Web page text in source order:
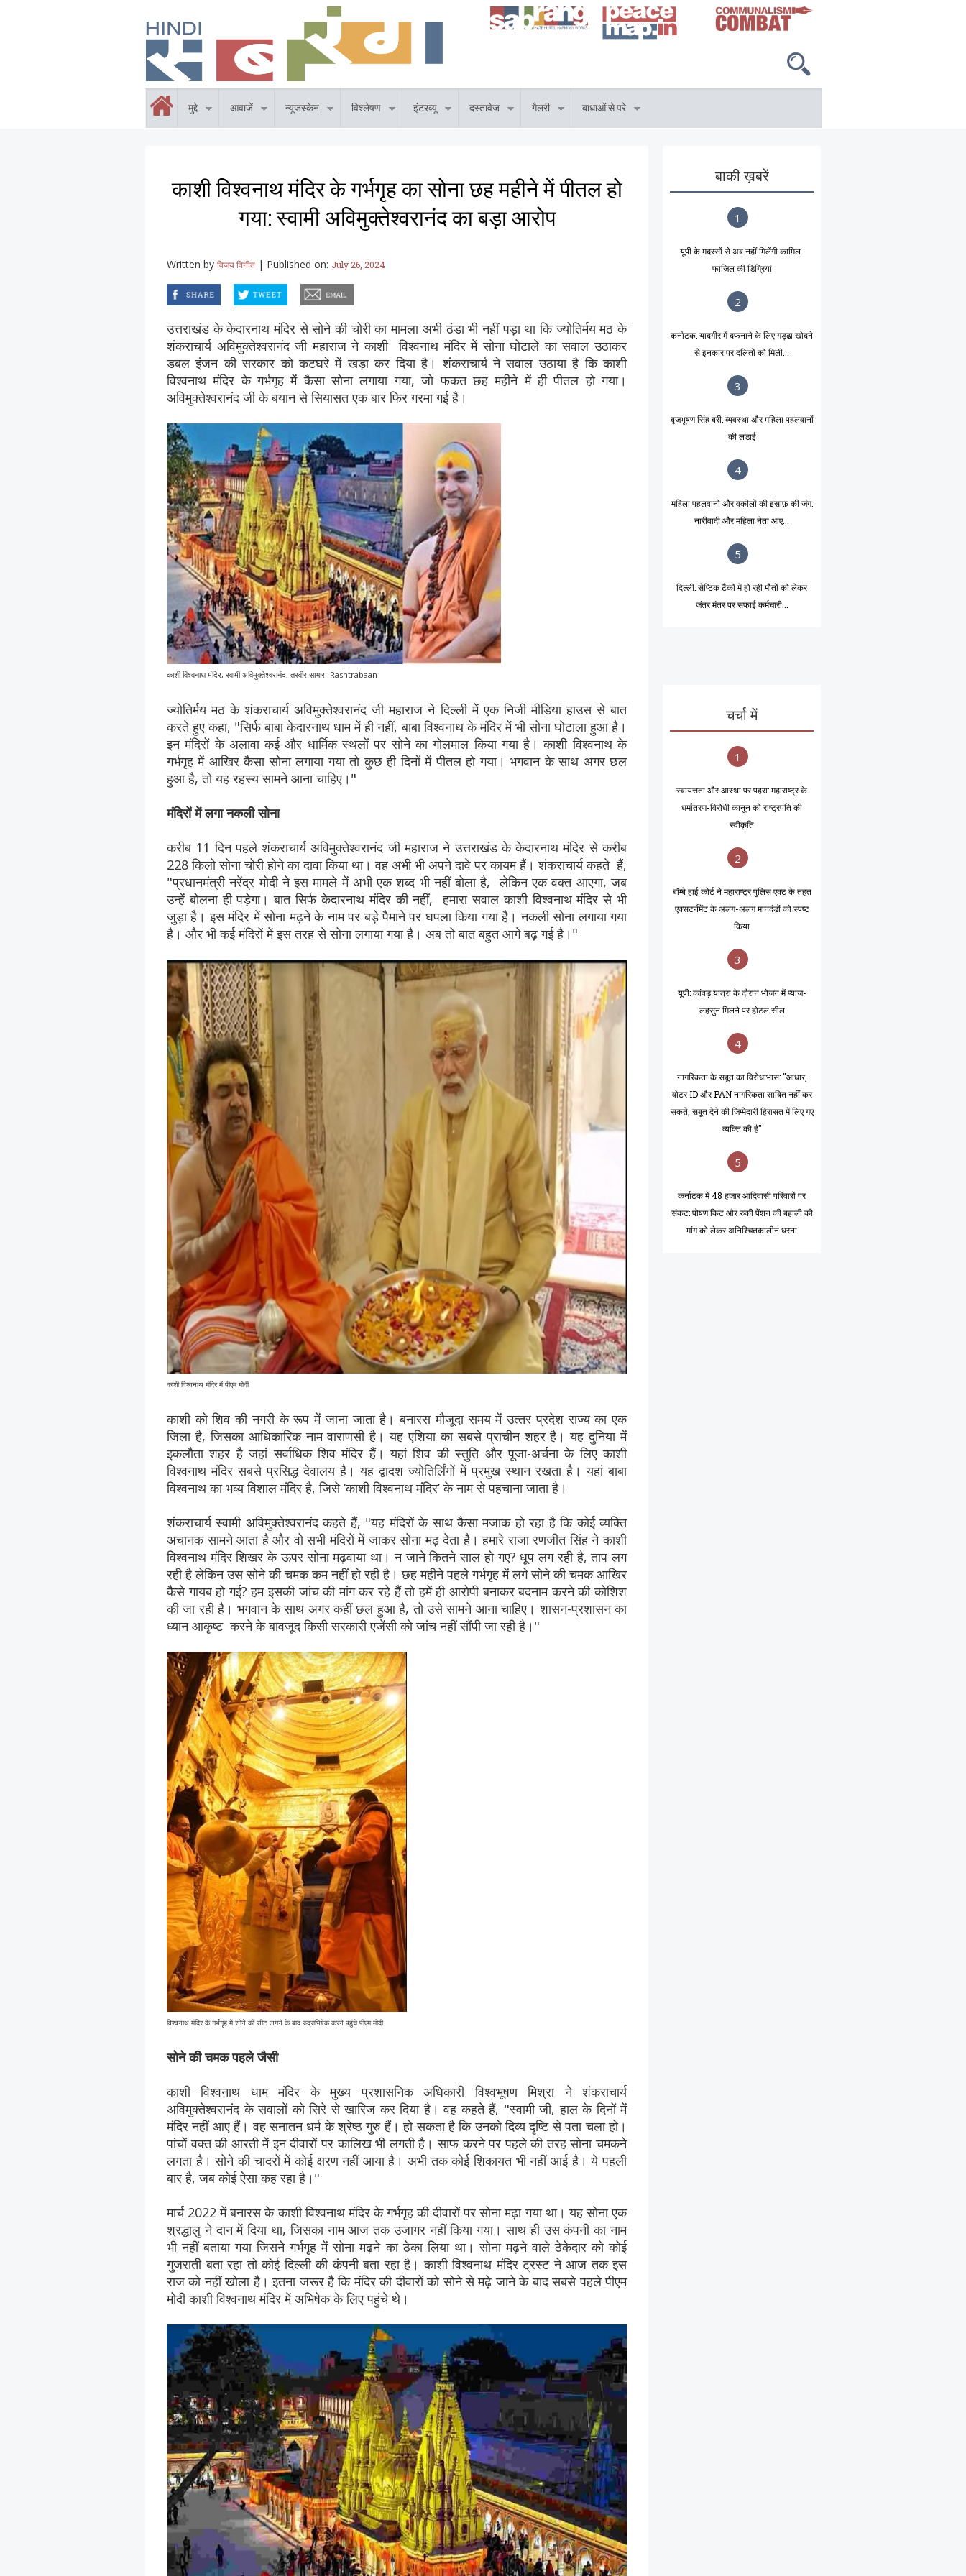
मुद्दे आवाजें न्यूजस्केन विश्लेषण इंटरव्यू दस्तावेज गैलरी बाधाओं से परे
काशी विश्वनाथ मंदिर के गर्भगृह का सोना छह महीने में पीतल हो
गया: स्वामी अविमुक्तेश्वरानंद का बड़ा आरोप
Written by विजय विनीत | Published on: July 26, 2024
उत्तराखंड के केदारनाथ मंदिर से सोने की चोरी का मामला अभी ठंडा भी नहीं पड़ा था कि ज्योतिर्मय मठ के
शंकराचार्य अविमुक्तेश्वरानंद जी महाराज ने काशी विश्वनाथ मंदिर में सोना घोटाले का सवाल उठाकर
डबल इंजन की सरकार को कटघरे में खड़ा कर दिया है। शंकराचार्य ने सवाल उठाया है कि काशी
विश्वनाथ मंदिर के गर्भगृह में कैसा सोना लगाया गया, जो फकत छह महीने में ही पीतल हो गया।
अविमुक्तेश्वरानंद जी के बयान से सियासत एक बार फिर गरमा गई है।
काशी विश्वनाथ मंदिर, स्वामी अविमुक्तेश्वरानंद, तस्वीर साभार- Rashtrabaan
ज्योतिर्मय मठ के शंकराचार्य अविमुक्तेश्वरानंद जी महाराज ने दिल्ली में एक निजी मीडिया हाउस से बात
करते हुए कहा, "सिर्फ बाबा केदारनाथ धाम में ही नहीं, बाबा विश्वनाथ के मंदिर में भी सोना घोटाला हुआ है।
इन मंदिरों के अलावा कई और धार्मिक स्थलों पर सोने का गोलमाल किया गया है। काशी विश्वनाथ के
गर्भगृह में आखिर कैसा सोना लगाया गया तो कुछ ही दिनों में पीतल हो गया। भगवान के साथ अगर छल
हुआ है, तो यह रहस्य सामने आना चाहिए।"
मंदिरों में लगा नकली सोना
करीब 11 दिन पहले शंकराचार्य अविमुक्तेश्वरानंद जी महाराज ने उत्तराखंड के केदारनाथ मंदिर से करीब
228 किलो सोना चोरी होने का दावा किया था। वह अभी भी अपने दावे पर कायम हैं। शंकराचार्य कहते हैं,
"प्रधानमंत्री नरेंद्र मोदी ने इस मामले में अभी एक शब्द भी नहीं बोला है, लेकिन एक वक्त आएगा, जब
उन्हें बोलना ही पड़ेगा। बात सिर्फ केदारनाथ मंदिर की नहीं, हमारा सवाल काशी विश्वनाथ मंदिर से भी
जुड़ा है। इस मंदिर में सोना मढ़ने के नाम पर बड़े पैमाने पर घपला किया गया है। नकली सोना लगाया गया
है। और भी कई मंदिरों में इस तरह से सोना लगाया गया है। अब तो बात बहुत आगे बढ़ गई है।"
काशी विश्वनाथ मंदिर में पीएम मोदी
काशी को शिव की नगरी के रूप में जाना जाता है। बनारस मौजूदा समय में उत्‍तर प्रदेश राज्‍य का एक
जिला है, जिसका आधिकारिक नाम वाराणसी है। यह एशिया का सबसे प्राचीन शहर है। यह दुनिया में
इकलौता शहर है जहां सर्वाधिक शिव मंदिर हैं। यहां शिव की स्‍तुति और पूजा-अर्चना के लिए काशी
विश्वनाथ मंदिर सबसे प्रसिद्ध देवालय है। यह द्वादश ज्योतिर्लिंगों में प्रमुख स्थान रखता है। यहां बाबा
विश्वनाथ का भव्‍य विशाल मंदिर है, जिसे ‘काशी विश्वनाथ मंदिर’ के नाम से पहचाना जाता है।
शंकराचार्य स्वामी अविमुक्तेश्वरानंद कहते हैं, "यह मंदिरों के साथ कैसा मजाक हो रहा है कि कोई व्यक्ति
अचानक सामने आता है और वो सभी मंदिरों में जाकर सोना मढ़ देता है। हमारे राजा रणजीत सिंह ने काशी
विश्वनाथ मंदिर शिखर के ऊपर सोना मढ़वाया था। न जाने कितने साल हो गए? धूप लग रही है, ताप लग
रही है लेकिन उस सोने की चमक कम नहीं हो रही है। छह महीने पहले गर्भगृह में लगे सोने की चमक आखिर
कैसे गायब हो गई? हम इसकी जांच की मांग कर रहे हैं तो हमें ही आरोपी बनाकर बदनाम करने की कोशिश
की जा रही है। भगवान के साथ अगर कहीं छल हुआ है, तो उसे सामने आना चाहिए। शासन-प्रशासन का
ध्यान आकृष्ट करने के बावजूद किसी सरकारी एजेंसी को जांच नहीं सौंपी जा रही है।"
विश्वनाथ मंदिर के गर्भगृह में सोने की सीट लगने के बाद रुद्राभिषेक करने पहुंचे पीएम मोदी
सोने की चमक पहले जैसी
काशी विश्वनाथ धाम मंदिर के मुख्य प्रशासनिक अधिकारी विश्वभूषण मिश्रा ने शंकराचार्य
अविमुक्तेश्वरानंद के सवालों को सिरे से खारिज कर दिया है। वह कहते हैं, "स्वामी जी, हाल के दिनों में
मंदिर नहीं आए हैं। वह सनातन धर्म के श्रेष्ठ गुरु हैं। हो सकता है कि उनको दिव्य दृष्टि से पता चला हो।
पांचों वक्त की आरती में इन दीवारों पर कालिख भी लगती है। साफ करने पर पहले की तरह सोना चमकने
लगता है। सोने की चादरों में कोई क्षरण नहीं आया है। अभी तक कोई शिकायत भी नहीं आई है। ये पहली
बार है, जब कोई ऐसा कह रहा है।"
मार्च 2022 में बनारस के काशी विश्वनाथ मंदिर के गर्भगृह की दीवारों पर सोना मढ़ा गया था। यह सोना एक
श्रद्धालु ने दान में दिया था, जिसका नाम आज तक उजागर नहीं किया गया। साथ ही उस कंपनी का नाम
भी नहीं बताया गया जिसने गर्भगृह में सोना मढ़ने का ठेका लिया था। सोना मढ़ने वाले ठेकेदार को कोई
गुजराती बता रहा तो कोई दिल्ली की कंपनी बता रहा है। काशी विश्वनाथ मंदिर ट्रस्ट ने आज तक इस
राज को नहीं खोला है। इतना जरूर है कि मंदिर की दीवारों को सोने से मढ़े जाने के बाद सबसे पहले पीएम
मोदी काशी विश्वनाथ मंदिर में अभिषेक के लिए पहुंचे थे।
बाकी ख़बरें
1
यूपी के मदरसों से अब नहीं मिलेंगी कामिल-
फाजिल की डिग्रियां
2
कर्नाटक: यादगीर में दफनाने के लिए गड्ढा खोदने
से इनकार पर दलितों को मिली...
3
बृजभूषण सिंह बरी: व्यवस्था और महिला पहलवानों
की लड़ाई
4
महिला पहलवानों और वकीलों की इंसाफ़ की जंग:
नारीवादी और महिला नेता आए...
5
दिल्ली: सेप्टिक टैंकों में हो रही मौतों को लेकर
जंतर मंतर पर सफाई कर्मचारी...
चर्चा में
1
स्वायत्तता और आस्था पर पहरा: महाराष्ट्र के
धर्मांतरण-विरोधी कानून को राष्ट्रपति की
स्वीकृति
2
बॉम्बे हाई कोर्ट ने महाराष्ट्र पुलिस एक्ट के तहत
एक्सटर्नमेंट के अलग-अलग मानदंडों को स्पष्ट
किया
3
यूपी: कांवड़ यात्रा के दौरान भोजन में प्याज-
लहसुन मिलने पर होटल सील
4
नागरिकता के सबूत का विरोधाभास: "आधार,
वोटर ID और PAN नागरिकता साबित नहीं कर
सकते, सबूत देने की जिम्मेदारी हिरासत में लिए गए
व्यक्ति की है"
5
कर्नाटक में 48 हजार आदिवासी परिवारों पर
संकट: पोषण किट और रुकी पेंशन की बहाली की
मांग को लेकर अनिश्चितकालीन धरना